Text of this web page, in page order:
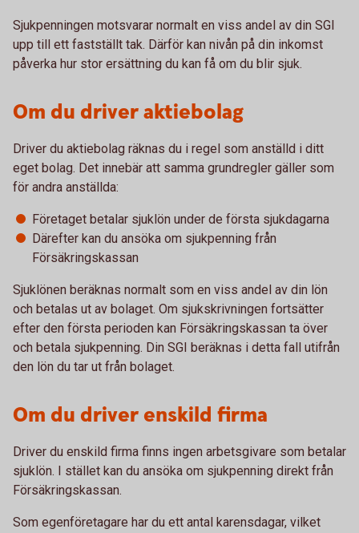
Sjukpenningen motsvarar normalt en viss andel av din SGI
upp till ett fastställt tak. Därför kan nivån på din inkomst
påverka hur stor ersättning du kan få om du blir sjuk.
Om du driver aktiebolag
Driver du aktiebolag räknas du i regel som anställd i ditt
eget bolag. Det innebär att samma grundregler gäller som
för andra anställda:
Företaget betalar sjuklön under de första sjukdagarna
Därefter kan du ansöka om sjukpenning från
Försäkringskassan
Sjuklönen beräknas normalt som en viss andel av din lön
och betalas ut av bolaget. Om sjukskrivningen fortsätter
efter den första perioden kan Försäkringskassan ta över
och betala sjukpenning. Din SGI beräknas i detta fall utifrån
den lön du tar ut från bolaget.
Om du driver enskild firma
Driver du enskild firma finns ingen arbetsgivare som betalar
sjuklön. I stället kan du ansöka om sjukpenning direkt från
Försäkringskassan.
Som egenföretagare har du ett antal karensdagar, vilket